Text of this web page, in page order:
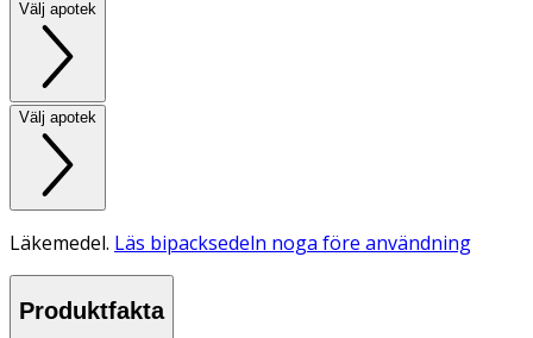
Välj apotek
Välj apotek
Läkemedel. Läs bipacksedeln noga före användning
Produktfakta